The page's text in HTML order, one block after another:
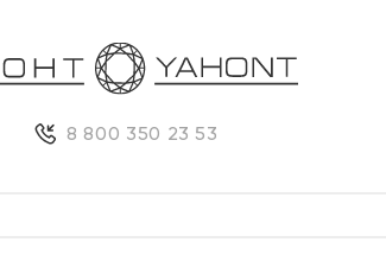
8 800 350 23 53